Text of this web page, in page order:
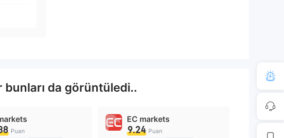
bunları da görüntüledi..
Puan
EC markets
9.24 Puan